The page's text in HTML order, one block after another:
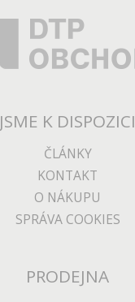
JSME K DISPOZICI
ČLÁNKY
KONTAKT
O NÁKUPU
SPRÁVA COOKIES
PRODEJNA